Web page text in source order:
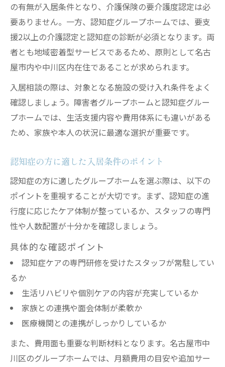
の有無が入居条件となり、介護保険の要介護度認定は必
要ありません。一方、認知症グループホームでは、要支
援2以上の介護認定と認知症の診断が必須となります。両
者とも地域密着型サービスであるため、原則として名古
屋市内や中川区内在住であることが求められます。
入居相談の際は、対象となる施設の受け入れ条件をよく
確認しましょう。障害者グループホームと認知症グルー
プホームでは、生活支援内容や費用体系にも違いがある
ため、家族や本人の状況に最適な選択が重要です。
認知症の方に適した入居条件のポイント
認知症の方に適したグループホームを選ぶ際は、以下の
ポイントを重視することが大切です。まず、認知症の進
行度に応じたケア体制が整っているか、スタッフの専門
性や人数配置が十分かを確認しましょう。
具体的な確認ポイント
認知症ケアの専門研修を受けたスタッフが常駐してい
るか
生活リハビリや個別ケアの内容が充実しているか
家族との連携や面会体制が柔軟か
医療機関との連携がしっかりしているか
また、費用面も重要な判断材料となります。名古屋市中
川区のグループホームでは、月額費用の目安や追加サー